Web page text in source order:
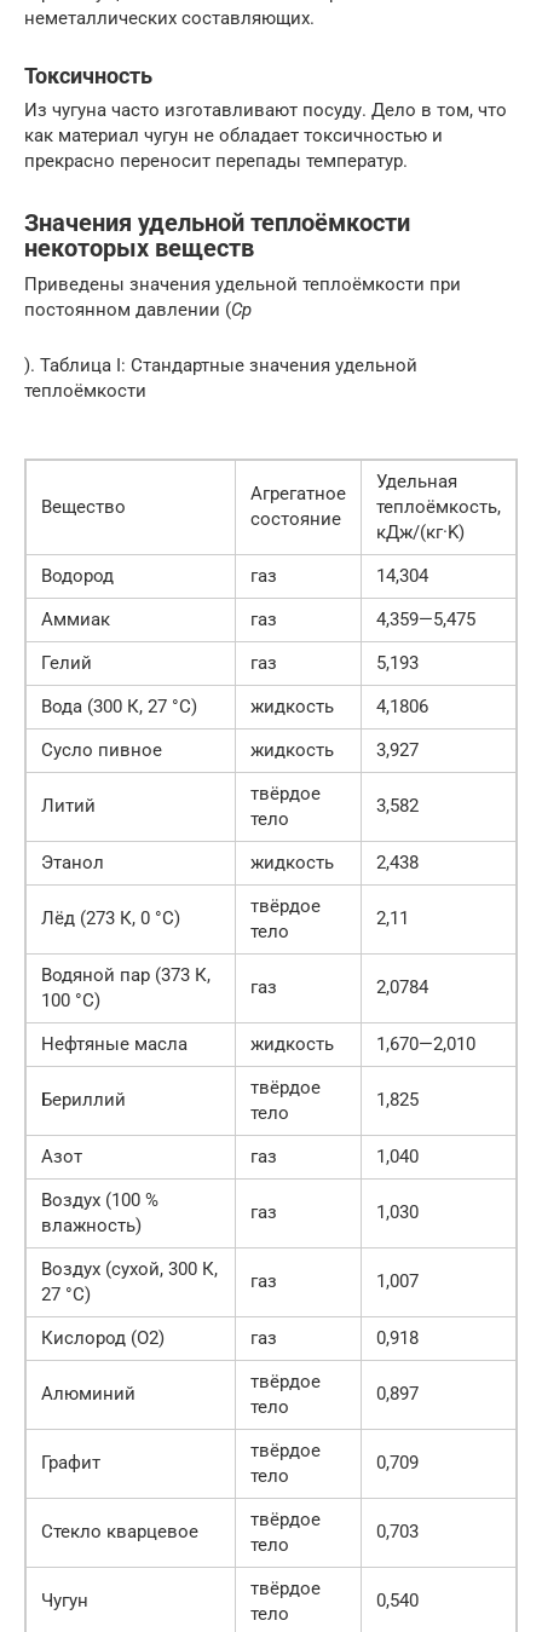
неметаллических составляющих.
Токсичность
Из чугуна часто изготавливают посуду. Дело в том, что
как материал чугун не обладает токсичностью и
прекрасно переносит перепады температур.
Значения удельной теплоёмкости
некоторых веществ
Приведены значения удельной теплоёмкости при
постоянном давлении (Cp
). Таблица I: Стандартные значения удельной
теплоёмкости
Вещество
Агрегатное
состояние
Удельная
теплоёмкость,
кДж/(кг·K)
Водород
газ
14,304
Аммиак
газ
4,359—5,475
Гелий
газ
5,193
Вода (300 К, 27 °C)
жидкость
4,1806
Сусло пивное
жидкость 3,927
Литий
твёрдое
тело
3,582
Этанол жидкость 2,438
Лёд (273 К, 0 °C)
твёрдое
тело
2,11
Водяной пар (373 К,
100 °C)
газ 2,0784
Нефтяные масла жидкость 1,670—2,010
Бериллий
твёрдое
тело
1,825
Азот газ
1,040
Воздух (100 %
влажность)
газ 1,030
Воздух (сухой, 300 К,
27 °C)
газ 1,007
Кислород (O2) газ 0,918
Алюминий
твёрдое
тело
0,897
Графит
твёрдое
тело
0,709
Стекло кварцевое
твёрдое
тело
0,703
Чугун
твёрдое
тело
0,540